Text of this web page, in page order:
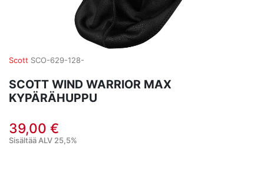
Scott SCO-629-128-
SCOTT WIND WARRIOR MAX
KYPÄRÄHUPPU
39,00 €
Sisältää ALV 25,5%